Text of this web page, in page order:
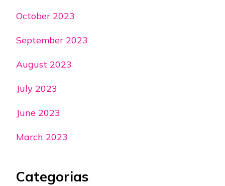
October 2023
September 2023
August 2023
July 2023
June 2023
March 2023
Categorias